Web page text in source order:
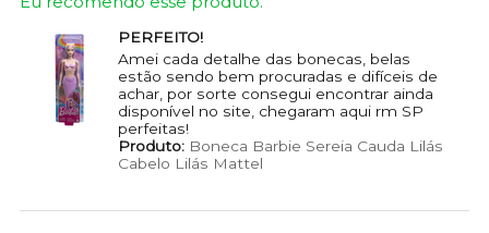
PERFEITO!
Amei cada detalhe das bonecas, belas
estão sendo bem procuradas e difíceis de
achar, por sorte consegui encontrar ainda
disponível no site, chegaram aqui rm SP
perfeitas!
Produto:Boneca Barbie Sereia Cauda Lilás
Cabelo Lilás Mattel